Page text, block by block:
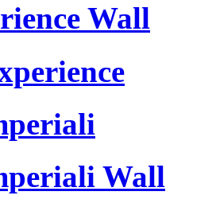
Wall
Wall